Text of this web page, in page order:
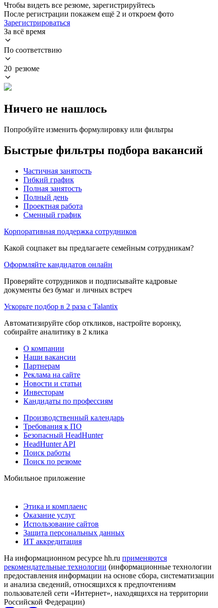
Чтобы видеть все резюме, зарегистрируйтесь
После регистрации покажем ещё 2 и откроем фото
Зарегистрироваться
За всё время
По соответствию
20 резюме
Ничего не нашлось
Попробуйте изменить формулировку или фильтры
Быстрые фильтры подбора вакансий
Частичная занятость
Гибкий график
Полная занятость
Полный день
Проектная работа
Сменный график
Корпоративная поддержка сотрудников
Какой соцпакет вы предлагаете семейным сотрудникам?
Оформляйте кандидатов онлайн
Проверяйте сотрудников и подписывайте кадровые
документы без бумаг и личных встреч
Ускорьте подбор в 2 раза с Talantix
Автоматизируйте сбор откликов, настройте воронку,
собирайте аналитику в 2 клика
О компании
Наши вакансии
Партнерам
Реклама на сайте
Новости и статьи
Инвесторам
Кандидаты по профессиям
Производственный календарь
Требования к ПО
Безопасный HeadHunter
HeadHunter API
Поиск работы
Поиск по резюме
Мобильное приложение
Этика и комплаенс
Оказание услуг
Использование сайтов
Защита персональных данных
ИТ аккредитация
На информационном ресурсе hh.ru применяются
рекомендательные технологии (информационные технологии
предоставления информации на основе сбора, систематизации
и анализа сведений, относящихся к предпочтениям
пользователей сети «Интернет», находящихся на территории
Российской Федерации)